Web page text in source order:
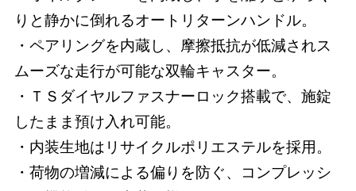
りと静かに倒れるオートリターンハンドル。
・ペアリングを内蔵し、摩擦抵抗が低減されス
ムーズな走行が可能な双輪キャスター。
・ＴＳダイヤルファスナーロック搭載で、施錠
したまま預け入れ可能。
・内装生地はリサイクルポリエステルを採用。
・荷物の増減による偏りを防ぐ、コンプレッシ